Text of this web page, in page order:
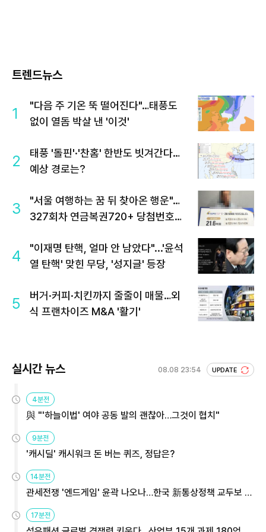
트렌드뉴스
1
"다음 주 기온 뚝 떨어진다"…태풍도
없이 열돔 박살 낸 '이것'
2
태풍 '돌핀'·'찬홈' 한반도 빗겨간다…
예상 경로는?
3
"서울 여행하는 꿈 뒤 찾아온 행운"…
327회차 연금복권720+ 당첨번호조
4
"이재명 탄핵, 얼마 안 남았다"...'윤석
열 탄핵' 맞힌 무당, '성지글' 등장
5
버거·커피·치킨까지 줄줄이 매물…외
식 프랜차이즈 M&A '활기'
실시간 뉴스 08.08 23:54 UPDATE
4분전
與 "'하늘이법' 여야 공동 발의 괜찮아…그것이 협치"
9분전
'캐시딜' 캐시워크 돈 버는 퀴즈, 정답은?
14분전
관세전쟁 '엔드게임' 윤곽 나오나…한국 新통상정책 교두보 활
용해야
17분전